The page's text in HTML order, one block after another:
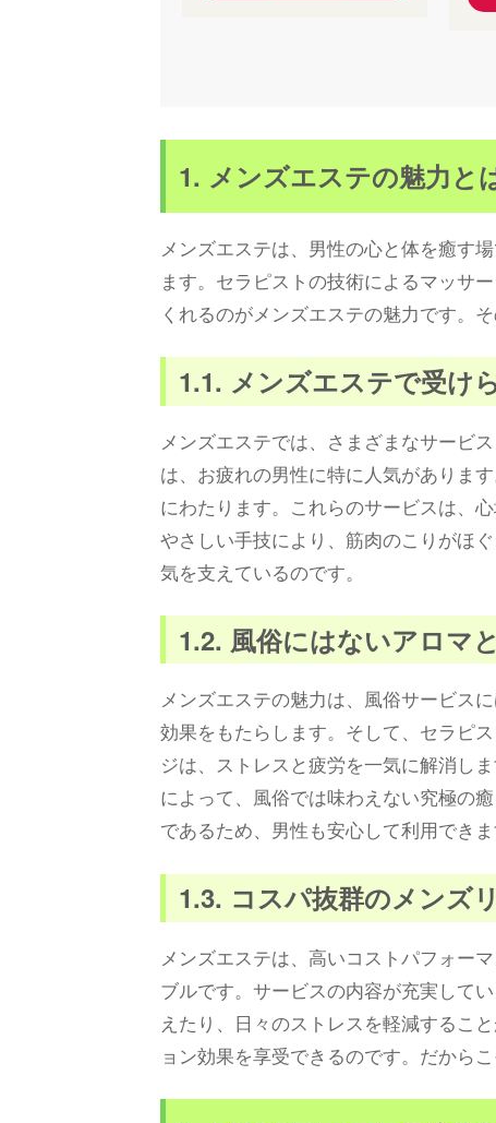
1. メンズエステの魅力と
メンズエステは、男性の心と体を癒す
ます。セラピストの技術によるマッサ
くれるのがメンズエステの魅力です。
1.1. メンズエステで受け
メンズエステでは、さまざまなサービ
は、お疲れの男性に特に人気がありま
にわたります。これらのサービスは、
やさしい手技により、筋肉のこりがほ
気を支えているのです。
1.2. 風俗にはないアロマ
メンズエステの魅力は、風俗サービス
効果をもたらします。そして、セラピ
ジは、ストレスと疲労を一気に解消し
によって、風俗では味わえない究極の
であるため、男性も安心して利用でき
1.3. コスパ抜群のメンズ
メンズエステは、高いコストパフォー
ブルです。サービスの内容が充実して
えたり、日々のストレスを軽減するこ
ョン効果を享受できるのです。だから